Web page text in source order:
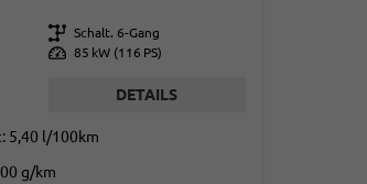
Getriebe Schalt. 6-Gang
Leistung 85 kW (116 PS)
DETAILS
5,40 l/100km
g/km